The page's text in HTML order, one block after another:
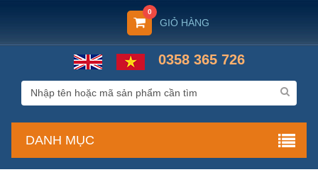
GIỎ HÀNG
0
0358 365 726
DANH MỤC